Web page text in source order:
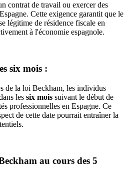
contrat de travail ou exercer des
Cette exigence garantit que le
légitime de résidence fiscale en
à l'économie espagnole.
six mois :
de la loi Beckham, les individus
les six mois suivant le début de
professionnelles en Espagne. Ce
de cette date pourrait entraîner la
au cours des 5